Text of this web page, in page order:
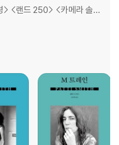
> <랜드 250> <카메라 솔로
전방위적 예술가로 활동해
부에서 문예공로훈장을 받